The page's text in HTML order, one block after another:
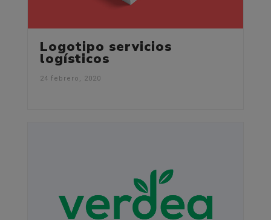
Logotipo servicios
logísticos
24 febrero, 2020